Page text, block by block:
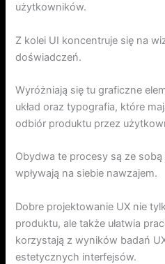
użytkowników.
Z kolei UI koncentruje się na
doświadczeń.
Wyróżniają się tu graficzne
układ oraz typografia, które
odbiór produktu przez
Obydwa te procesy są ze
wpływają na siebie nawzajem.
Dobre projektowanie UX nie
produktu, ale także ułatwia
korzystają z wyników badań
estetycznych interfejsów.